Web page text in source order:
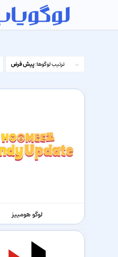
ترتیب لوگوها:پیش فرض
لوگو هومییز